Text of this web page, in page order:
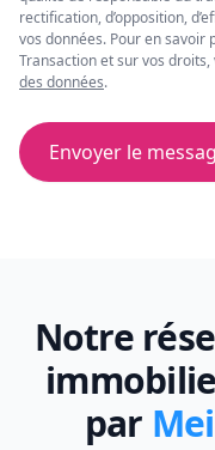
rectification, d’opposition,
vos données. Pour en savoir
Transaction et sur vos
des données.
Envoyer le
Notre
par